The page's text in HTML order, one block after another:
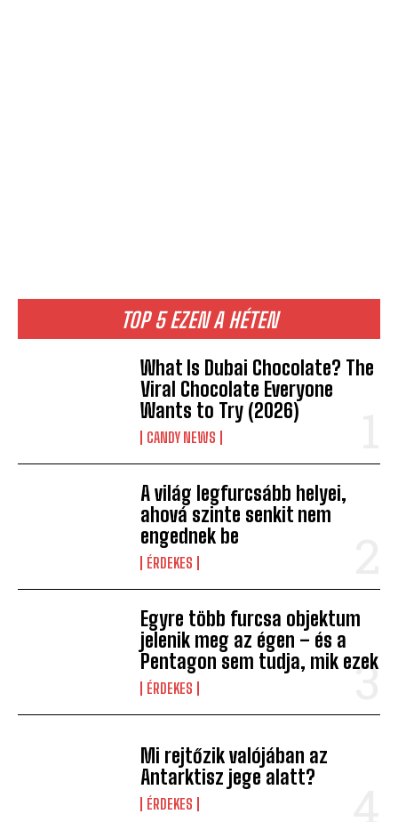
TOP 5 EZEN A HÉTEN
What Is Dubai Chocolate? The
Viral Chocolate Everyone
Wants to Try (2026)
CANDY NEWS
A világ legfurcsább helyei,
ahová szinte senkit nem
engednek be
ÉRDEKES
Egyre több furcsa objektum
jelenik meg az égen – és a
Pentagon sem tudja, mik ezek
ÉRDEKES
Mi rejtőzik valójában az
Antarktisz jege alatt?
ÉRDEKES